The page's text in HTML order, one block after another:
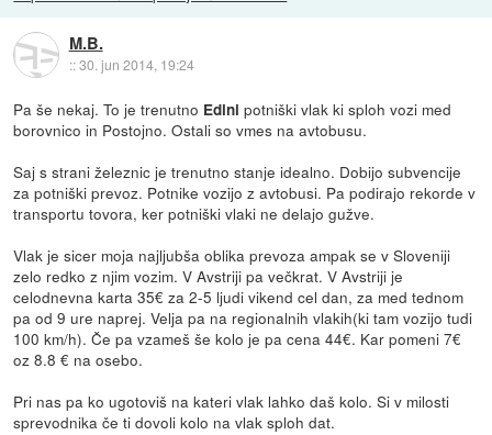
M.B.
::30. jun 2014, 19:24
Pa še nekaj. To je trenutno Edini potniški vlak ki sploh vozi med
borovnico in Postojno. Ostali so vmes na avtobusu.
Saj s strani železnic je trenutno stanje idealno. Dobijo subvencije
za potniški prevoz. Potnike vozijo z avtobusi. Pa podirajo rekorde v
transportu tovora, ker potniški vlaki ne delajo gužve.
Vlak je sicer moja najljubša oblika prevoza ampak se v Sloveniji
zelo redko z njim vozim. V Avstriji pa večkrat. V Avstriji je
celodnevna karta 35€ za 2-5 ljudi vikend cel dan, za med tednom
pa od 9 ure naprej. Velja pa na regionalnih vlakih(ki tam vozijo tudi
100 km/h). Če pa vzameš še kolo je pa cena 44€. Kar pomeni 7€
oz 8.8 € na osebo.
Pri nas pa ko ugotoviš na kateri vlak lahko daš kolo. Si v milosti
sprevodnika če ti dovoli kolo na vlak sploh dat.